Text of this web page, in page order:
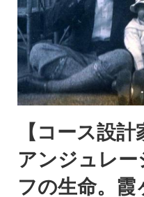
【コース設
アンジュレ
フの生命。霞